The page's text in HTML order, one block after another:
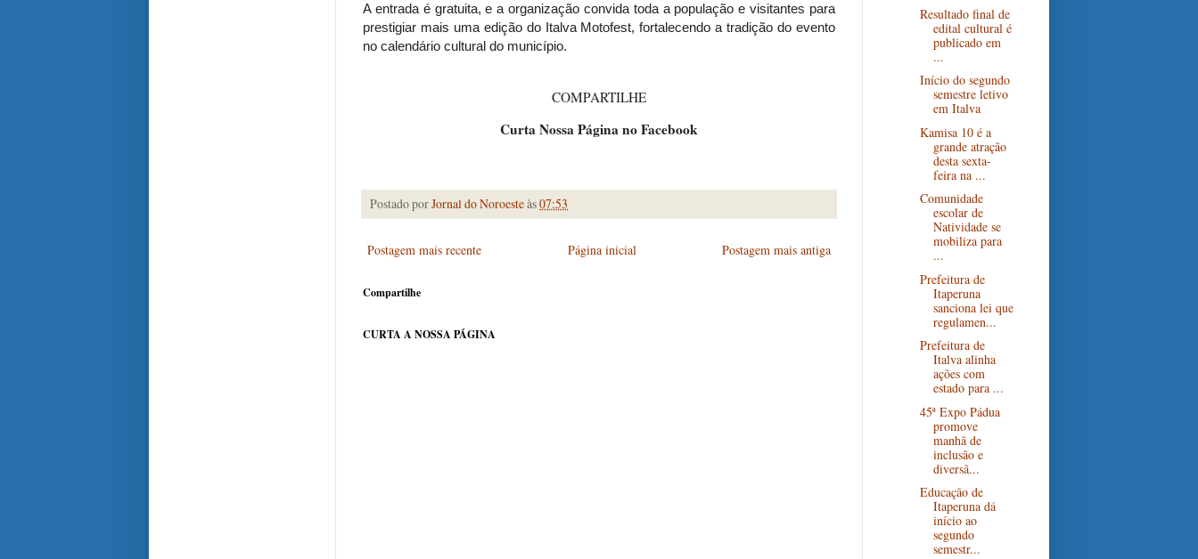
A entrada é gratuita, e a organização convida toda a população e visitantes para
prestigiar mais uma edição do Italva Motofest, fortalecendo a tradição do evento
no calendário cultural do município.
COMPARTILHE
Curta Nossa Página no Facebook
Postado porJornal do Noroesteàs07:53
Postagem mais recente Postagem mais antiga
Página inicial
Compartilhe
CURTA A NOSSA PÁGINA
Resultado final de
edital cultural é
publicado em
...
Início do segundo
semestre letivo
em Italva
Kamisa 10 é a
grande atração
desta sexta-
feira na ...
Comunidade
escolar de
Natividade se
mobiliza para
...
Prefeitura de
Itaperuna
sanciona lei que
regulamen...
Prefeitura de
Italva alinha
ações com
estado para ...
45ª Expo Pádua
promove
manhã de
inclusão e
diversã...
Educação de
Itaperuna dá
início ao
segundo
semestr...